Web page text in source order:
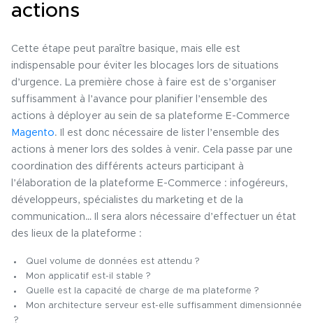
actions
Cette étape peut paraître basique, mais elle est
indispensable pour éviter les blocages lors de situations
d’urgence. La première chose à faire est de s’organiser
suffisamment à l’avance pour planifier l’ensemble des
actions à déployer au sein de sa plateforme E-Commerce
Magento. Il est donc nécessaire de lister l’ensemble des
actions à mener lors des soldes à venir. Cela passe par une
coordination des différents acteurs participant à
l’élaboration de la plateforme E-Commerce : infogéreurs,
développeurs, spécialistes du marketing et de la
communication… Il sera alors nécessaire d’effectuer un état
des lieux de la plateforme :
Quel volume de données est attendu ?
Mon applicatif est-il stable ?
Quelle est la capacité de charge de ma plateforme ?
Mon architecture serveur est-elle suffisamment dimensionnée
?